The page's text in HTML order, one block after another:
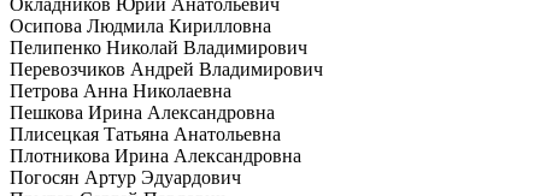
Окладников Юрий Анатольевич
Осипова Людмила Кирилловна
Пелипенко Николай Владимирович
Перевозчиков Андрей Владимирович
Петрова Анна Николаевна
Пешкова Ирина Александровна
Плисецкая Татьяна Анатольевна
Плотникова Ирина Александровна
Погосян Артур Эдуардович